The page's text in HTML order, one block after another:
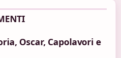
Oscar, Capolavori e